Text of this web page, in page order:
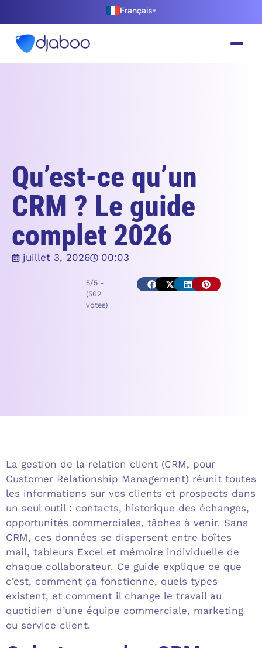
Français▾
Qu’est-ce qu’un
CRM ? Le guide
complet 2026
juillet 3, 2026 00:03
5/5 -
(562
votes)
La gestion de la relation client (CRM, pour
Customer Relationship Management) réunit toutes
les informations sur vos clients et prospects dans
un seul outil : contacts, historique des échanges,
opportunités commerciales, tâches à venir. Sans
CRM, ces données se dispersent entre boîtes
mail, tableurs Excel et mémoire individuelle de
chaque collaborateur. Ce guide explique ce que
c’est, comment ça fonctionne, quels types
existent, et comment il change le travail au
quotidien d’une équipe commerciale, marketing
ou service client.